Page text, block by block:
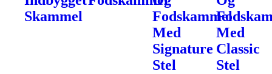
Skammel
Fodskammel
Med
Signature
Stel
Med
Classic
Stel